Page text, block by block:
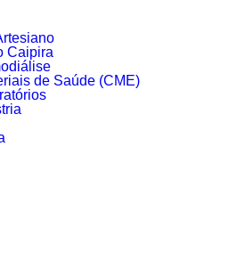
Caipira
de Saúde (CME)